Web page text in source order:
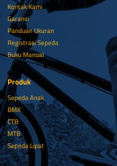
Kontak Kami
Garansi
Panduan Ukuran
Registrasi Sepeda
Buku Manual
Produk
Sepeda Anak
BMX
CTB
MTB
Sepeda Lipat